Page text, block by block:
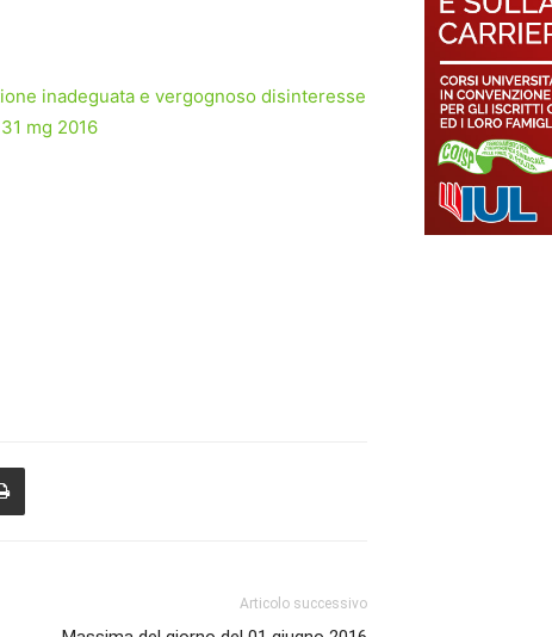
inadeguata e vergognoso disinteresse
mg 2016
Articolo successivo